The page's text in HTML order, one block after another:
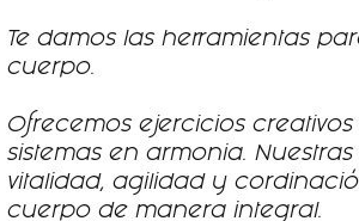
Te damos las herramientas
cuerpo.
Ofrecemos ejercicios
sistemas en armonia.
vitalidad, agilidad y
cuerpo de manera integral.